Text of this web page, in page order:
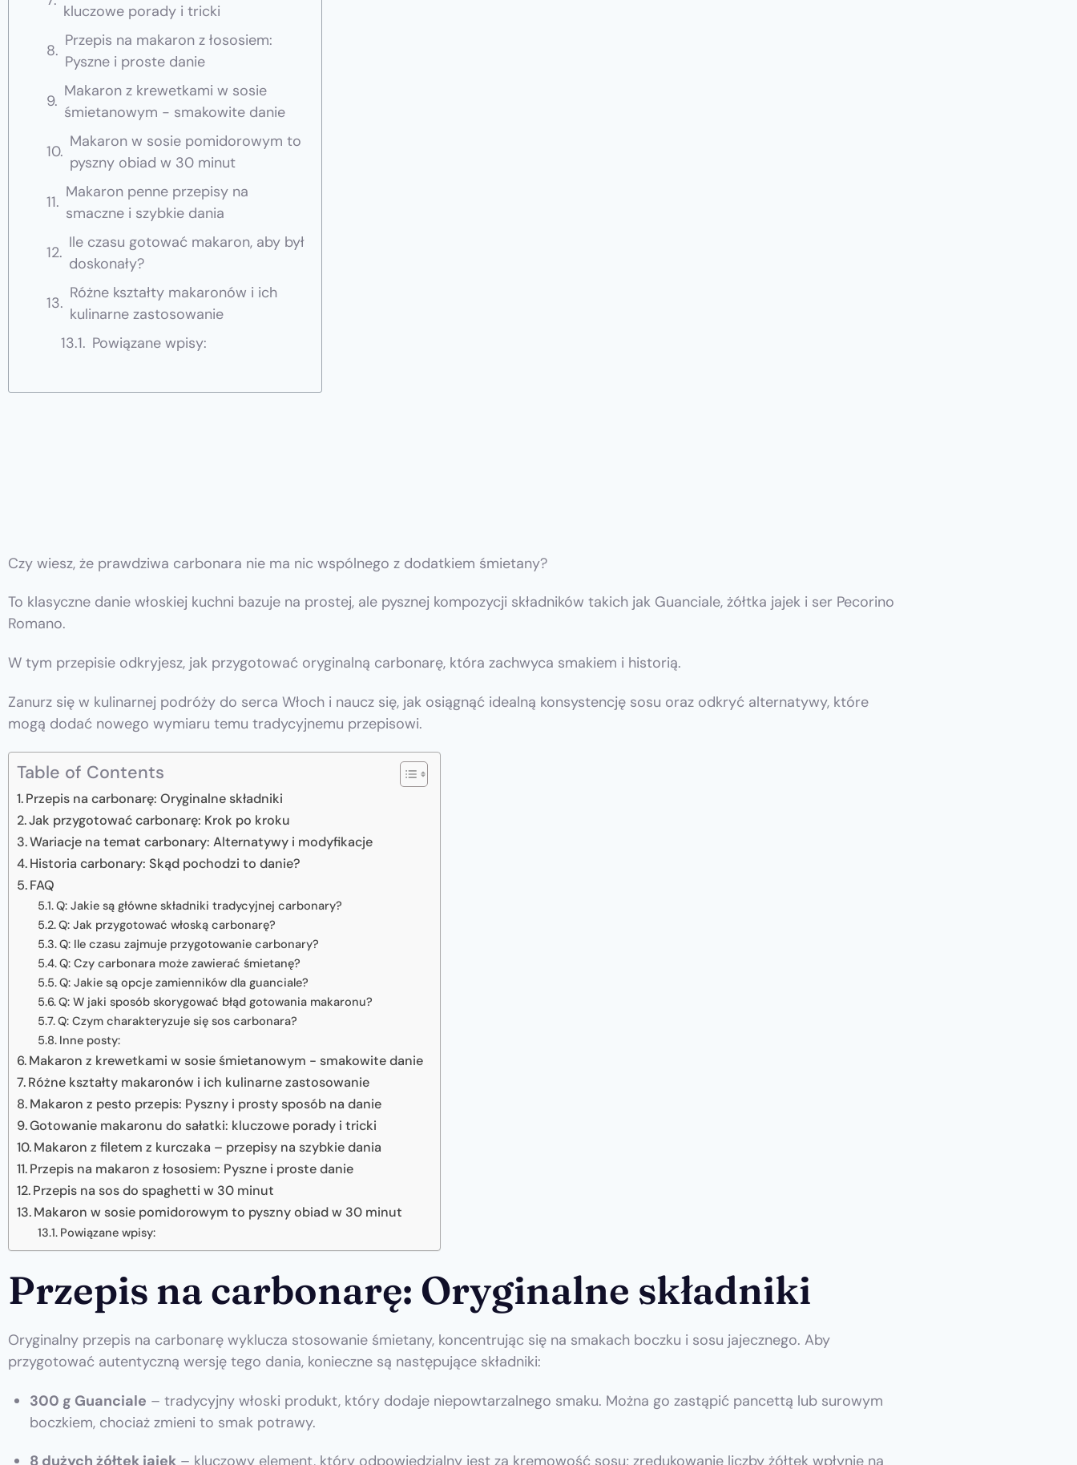
kluczowe porady i tricki
Przepis na makaron z łososiem:
Pyszne i proste danie
Makaron z krewetkami w sosie
śmietanowym - smakowite danie
Makaron w sosie pomidorowym to
pyszny obiad w 30 minut
Makaron penne przepisy na
smaczne i szybkie dania
Ile czasu gotować makaron, aby był
doskonały?
Różne kształty makaronów i ich
kulinarne zastosowanie
Powiązane wpisy:
Czy wiesz, że prawdziwa carbonara nie ma nic wspólnego z dodatkiem śmietany?
To klasyczne danie włoskiej kuchni bazuje na prostej, ale pysznej kompozycji składników takich jak Guanciale, żółtka jajek i ser Pecorino
Romano.
W tym przepisie odkryjesz, jak przygotować oryginalną carbonarę, która zachwyca smakiem i historią.
Zanurz się w kulinarnej podróży do serca Włoch i naucz się, jak osiągnąć idealną konsystencję sosu oraz odkryć alternatywy, które
mogą dodać nowego wymiaru temu tradycyjnemu przepisowi.
Table of Contents
Przepis na carbonarę: Oryginalne składniki
Jak przygotować carbonarę: Krok po kroku
Wariacje na temat carbonary: Alternatywy i modyfikacje
Historia carbonary: Skąd pochodzi to danie?
FAQ
Q: Jakie są główne składniki tradycyjnej carbonary?
Q: Jak przygotować włoską carbonarę?
Q: Ile czasu zajmuje przygotowanie carbonary?
Q: Czy carbonara może zawierać śmietanę?
Q: Jakie są opcje zamienników dla guanciale?
Q: W jaki sposób skorygować błąd gotowania makaronu?
Q: Czym charakteryzuje się sos carbonara?
Inne posty:
Makaron z krewetkami w sosie śmietanowym - smakowite danie
Różne kształty makaronów i ich kulinarne zastosowanie
Makaron z pesto przepis: Pyszny i prosty sposób na danie
Gotowanie makaronu do sałatki: kluczowe porady i tricki
Makaron z filetem z kurczaka – przepisy na szybkie dania
Przepis na makaron z łososiem: Pyszne i proste danie
Przepis na sos do spaghetti w 30 minut
Makaron w sosie pomidorowym to pyszny obiad w 30 minut
Powiązane wpisy:
Przepis na carbonarę: Oryginalne składniki
Oryginalny przepis na carbonarę wyklucza stosowanie śmietany, koncentrując się na smakach boczku i sosu jajecznego. Aby
przygotować autentyczną wersję tego dania, konieczne są następujące składniki:
300 g Guanciale – tradycyjny włoski produkt, który dodaje niepowtarzalnego smaku. Można go zastąpić pancettą lub surowym
boczkiem, chociaż zmieni to smak potrawy.